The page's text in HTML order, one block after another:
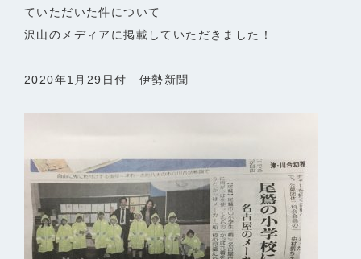
ていただいた件について
沢山のメディアに掲載していただきました！
2020年1月29日付 伊勢新聞